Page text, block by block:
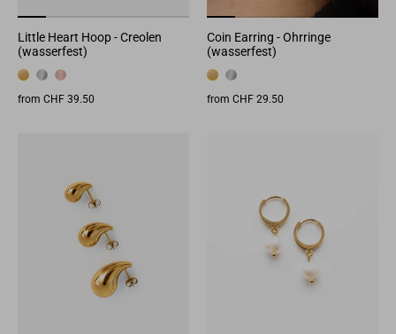
Little Heart Hoop - Creolen
(wasserfest)
from CHF 39.50
Coin Earring - Ohrringe
(wasserfest)
from CHF 29.50